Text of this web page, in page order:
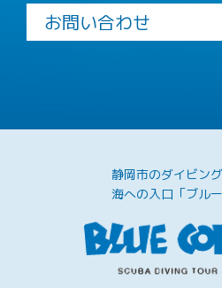
お問い合わせ
静岡市のダイビン
海への入口「ブル